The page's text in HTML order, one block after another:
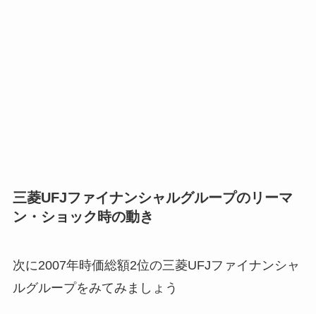
三菱UFJファイナンシャルグループのリーマ
ン・ショック時の動き
次に2007年時価総額2位の三菱UFJファイナンシャ
ルグループをみてみましょう